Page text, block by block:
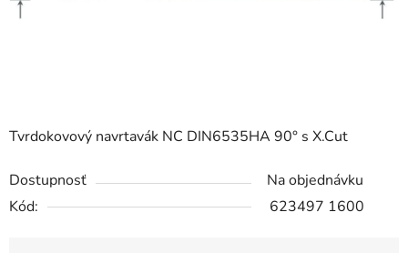
Tvrdokovový navrtavák NC DIN6535HA 90° s X.Cut
Dostupnosť
Na objednávku
Kód:
623497 1600